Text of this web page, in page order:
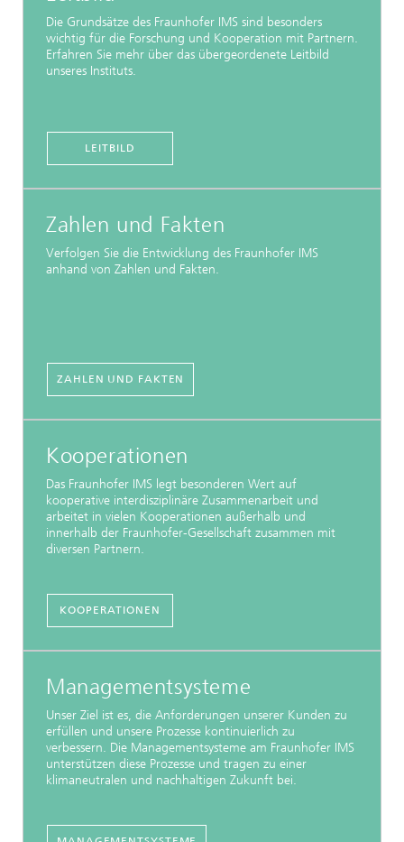
Die Grundsätze des Fraunhofer IMS sind besonders
wichtig für die Forschung und Kooperation mit Partnern.
Erfahren Sie mehr über das übergeordenete Leitbild
unseres Instituts.
LEITBILD
Zahlen und Fakten
Verfolgen Sie die Entwicklung des Fraunhofer IMS
anhand von Zahlen und Fakten.
ZAHLEN UND FAKTEN
Kooperationen
Das Fraunhofer IMS legt besonderen Wert auf
kooperative interdisziplinäre Zusammenarbeit und
arbeitet in vielen Kooperationen außerhalb und
innerhalb der Fraunhofer-Gesellschaft zusammen mit
diversen Partnern.
KOOPERATIONEN
Managementsysteme
Unser Ziel ist es, die Anforderungen unserer Kunden zu
erfüllen und unsere Prozesse kontinuierlich zu
verbessern. Die Managementsysteme am Fraunhofer IMS
unterstützen diese Prozesse und tragen zu einer
klimaneutralen und nachhaltigen Zukunft bei.